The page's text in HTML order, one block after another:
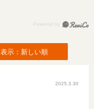
表示：新しい順
2025.3.30